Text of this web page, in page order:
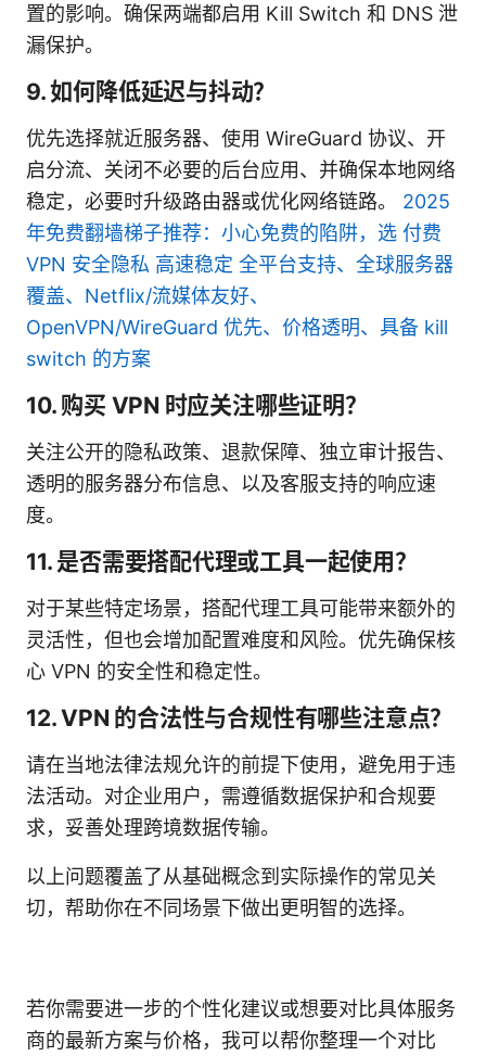
置的影响。确保两端都启用 Kill Switch 和 DNS 泄
漏保护。
9. 如何降低延迟与抖动？
优先选择就近服务器、使用 WireGuard 协议、开
启分流、关闭不必要的后台应用、并确保本地网络
稳定，必要时升级路由器或优化网络链路。 2025
年免费翻墙梯子推荐：小心免费的陷阱，选 付费
VPN 安全隐私 高速稳定 全平台支持、全球服务器
覆盖、Netflix/流媒体友好、
OpenVPN/WireGuard 优先、价格透明、具备 kill
switch 的方案
10. 购买 VPN 时应关注哪些证明？
关注公开的隐私政策、退款保障、独立审计报告、
透明的服务器分布信息、以及客服支持的响应速
度。
11. 是否需要搭配代理或工具一起使用？
对于某些特定场景，搭配代理工具可能带来额外的
灵活性，但也会增加配置难度和风险。优先确保核
心 VPN 的安全性和稳定性。
12. VPN 的合法性与合规性有哪些注意点？
请在当地法律法规允许的前提下使用，避免用于违
法活动。对企业用户，需遵循数据保护和合规要
求，妥善处理跨境数据传输。
以上问题覆盖了从基础概念到实际操作的常见关
切，帮助你在不同场景下做出更明智的选择。
若你需要进一步的个性化建议或想要对比具体服务
商的最新方案与价格，我可以帮你整理一个对比